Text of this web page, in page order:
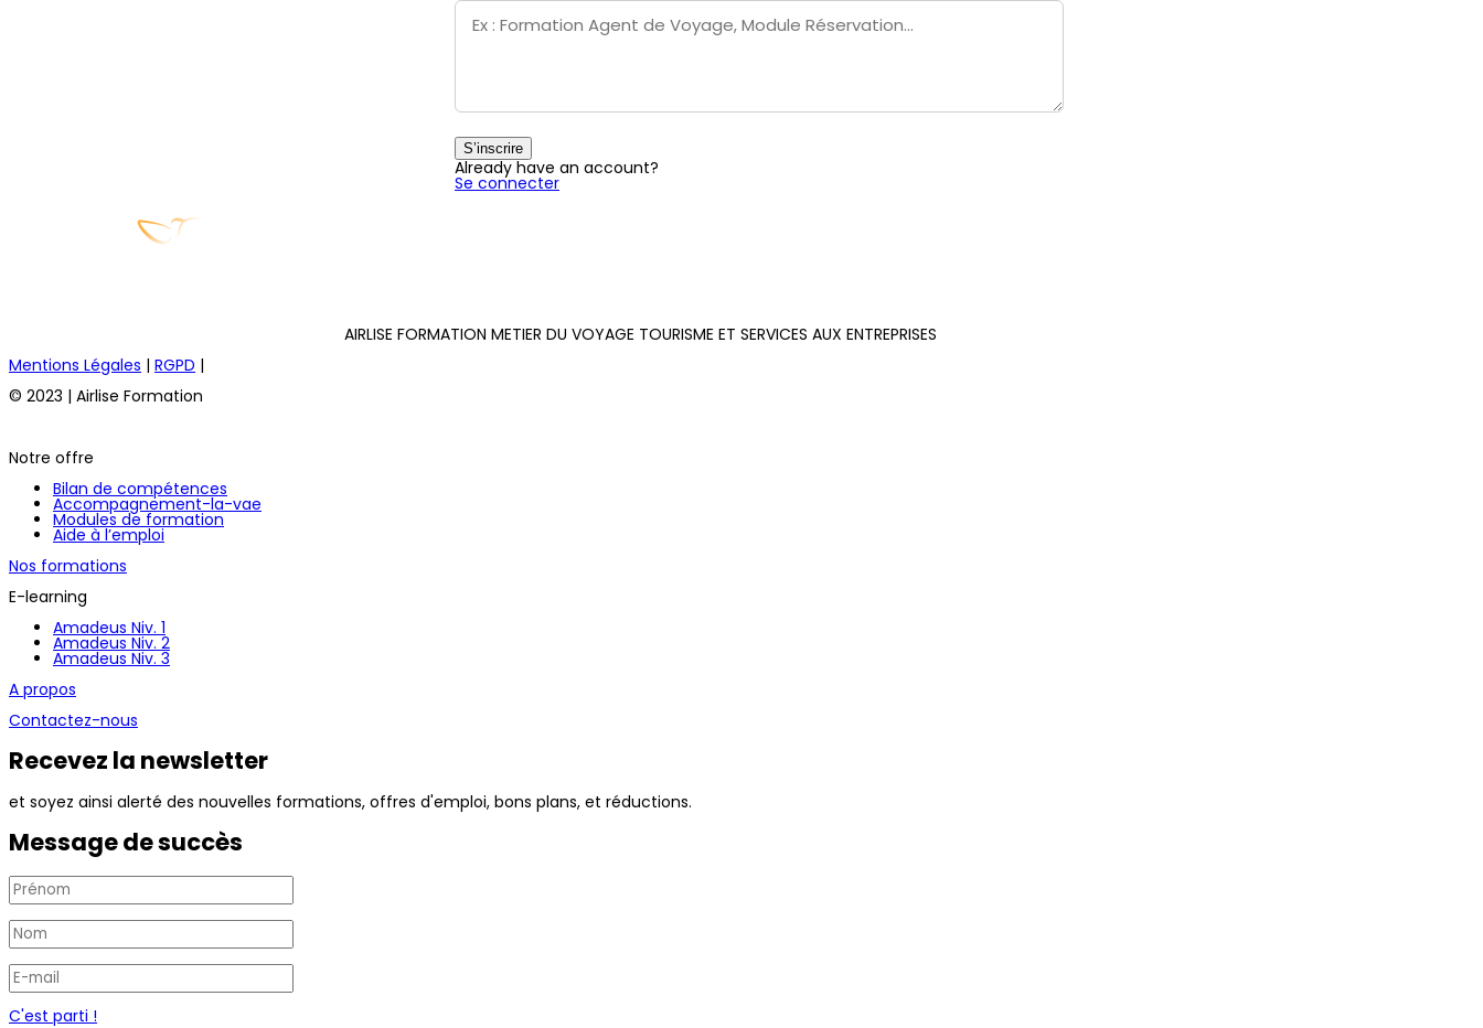
S’inscrire
Already have an account?
Se connecter
AIRLISE FORMATION METIER DU VOYAGE TOURISME ET SERVICES AUX ENTREPRISES
Mentions Légales | RGPD |
© 2023 | Airlise Formation
Notre offre
Bilan de compétences
Accompagnement-la-vae
Modules de formation
Aide à l’emploi
Nos formations
E-learning
Amadeus Niv. 1
Amadeus Niv. 2
Amadeus Niv. 3
A propos
Contactez-nous
Recevez la newsletter
et soyez ainsi alerté des nouvelles formations, offres d'emploi, bons plans, et réductions.
Message de succès
C'est parti !